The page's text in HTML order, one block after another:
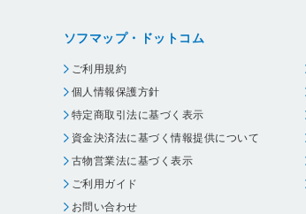
ソフマップ・ドットコム
ご利用規約
個人情報保護方針
特定商取引法に基づく表示
資金決済法に基づく情報提供について
古物営業法に基づく表示
ご利用ガイド
お問い合わせ